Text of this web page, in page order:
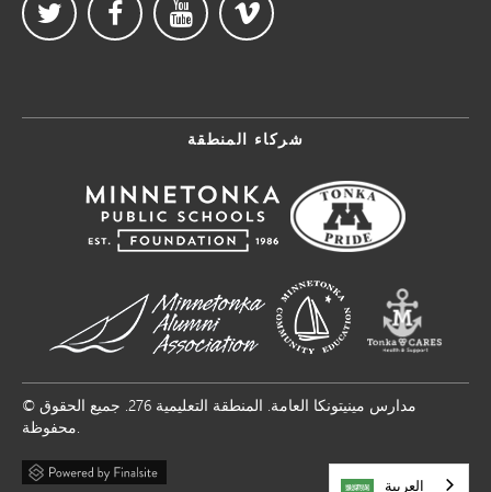
شركاء المنطقة
© مدارس مينيتونكا العامة. المنطقة التعليمية 276. جميع الحقوق
محفوظة.
العربية‏